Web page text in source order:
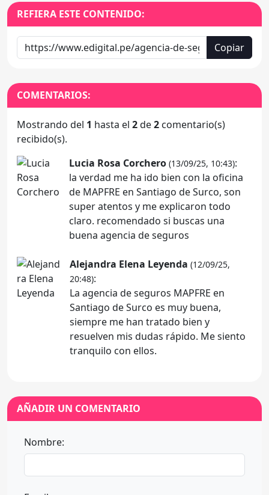
REFIERA ESTE CONTENIDO:
Copiar
COMENTARIOS:
Mostrando del 1 hasta el 2de2 comentario(s)
recibido(s).
Lucia Rosa Corchero (13/09/25, 10:43):
la verdad me ha ido bien con la oficina
de MAPFRE en Santiago de Surco, son
super atentos y me explicaron todo
claro. recomendado si buscas una
buena agencia de seguros
Alejandra Elena Leyenda (12/09/25,
20:48):
La agencia de seguros MAPFRE en
Santiago de Surco es muy buena,
siempre me han tratado bien y
resuelven mis dudas rápido. Me siento
tranquilo con ellos.
AÑADIR UN COMENTARIO
Nombre: